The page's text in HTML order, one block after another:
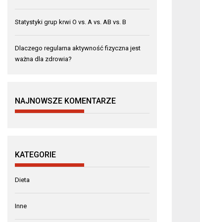
Statystyki grup krwi O vs. A vs. AB vs. B
Dlaczego regularna aktywność fizyczna jest
ważna dla zdrowia?
NAJNOWSZE KOMENTARZE
KATEGORIE
Dieta
Inne